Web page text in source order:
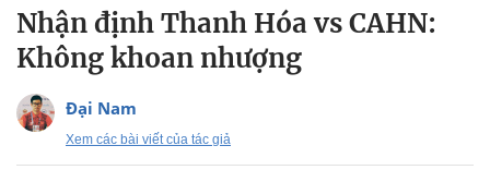
Nhận định Thanh Hóa vs CAHN:
Không khoan nhượng
Đại Nam
Xem các bài viết của tác giả